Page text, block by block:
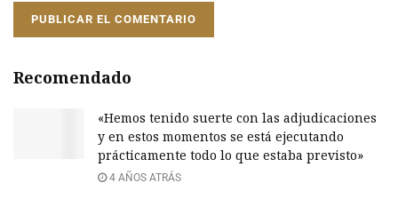
Recomendado
«Hemos tenido suerte con las adjudicaciones
y en estos momentos se está ejecutando
prácticamente todo lo que estaba previsto»
4 AÑOS ATRÁS